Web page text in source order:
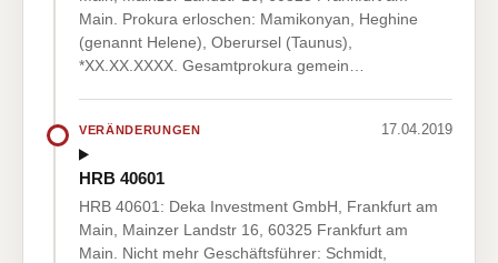
Main. Prokura erloschen: Mamikonyan, Heghine
(genannt Helene), Oberursel (Taunus),
*XX.XX.XXXX. Gesamtprokura gemein…
VERÄNDERUNGEN 17.04.2019
HRB 40601
HRB 40601: Deka Investment GmbH, Frankfurt am
Main, Mainzer Landstr 16, 60325 Frankfurt am
Main. Nicht mehr Geschäftsführer: Schmidt,